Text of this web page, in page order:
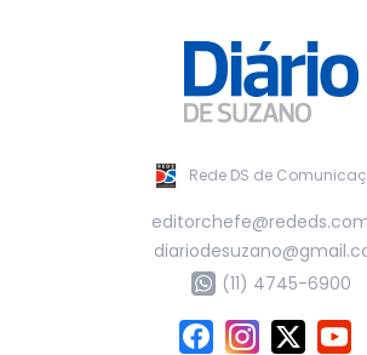
Rede DS de
(11) 4745-6900